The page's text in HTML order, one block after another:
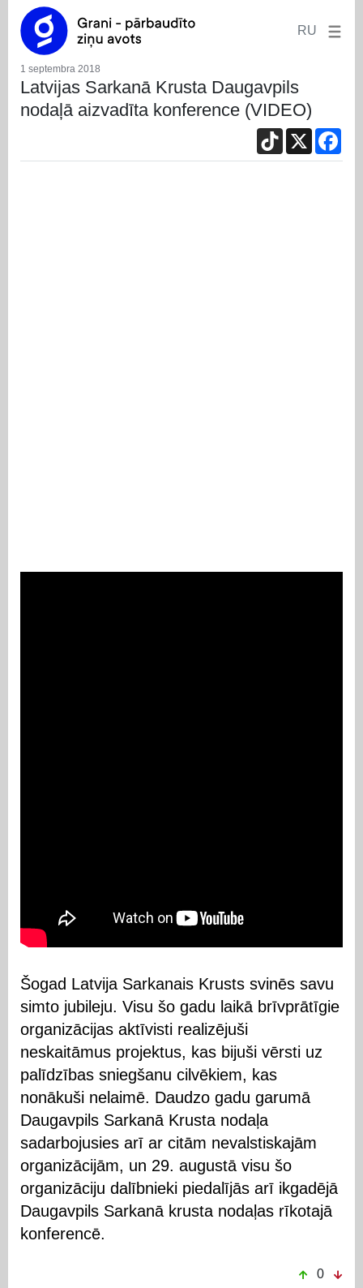
RU
1 septembra 2018
Latvijas Sarkanā Krusta Daugavpils
nodaļā aizvadīta konference (VIDEO)
TikTok
X
Šogad Latvija Sarkanais Krusts svinēs savu
simto jubileju. Visu šo gadu laikā brīvprātīgie
organizācijas aktīvisti realizējuši
neskaitāmus projektus, kas bijuši vērsti uz
palīdzības sniegšanu cilvēkiem, kas
nonākuši nelaimē. Daudzo gadu garumā
Daugavpils Sarkanā Krusta nodaļa
sadarbojusies arī ar citām nevalstiskajām
organizācijām, un 29. augustā visu šo
organizāciju dalībnieki piedalījās arī ikgadējā
Daugavpils Sarkanā krusta nodaļas rīkotajā
konferencē.
0